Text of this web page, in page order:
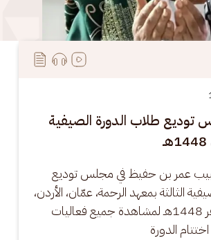
توديع طلاب الدورة الصيفية
عمر بن حفيظ في مجلس توديع
الثالثة بمعهد الرحمة، عمّان، الأردن،
ليلة الأحد 5 صفر 1448هـ لمشاهدة جميع فعاليات
الدورة